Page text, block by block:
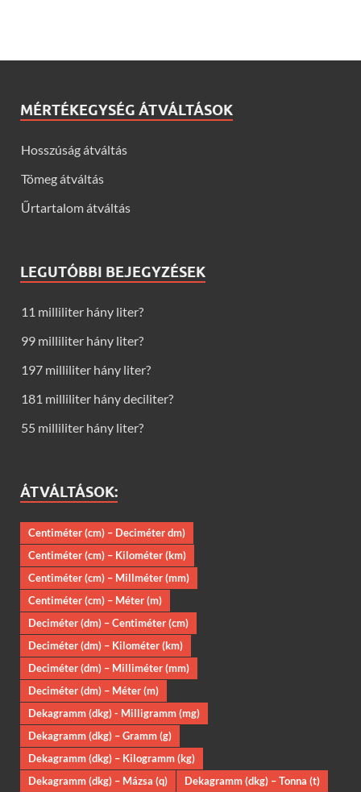
MÉRTÉKEGYSÉG ÁTVÁLTÁSOK
Hosszúság átváltás
Tömeg átváltás
Űrtartalom átváltás
LEGUTÓBBI BEJEGYZÉSEK
11 milliliter hány liter?
99 milliliter hány liter?
197 milliliter hány liter?
181 milliliter hány deciliter?
55 milliliter hány liter?
ÁTVÁLTÁSOK:
Centiméter (cm) – Deciméter dm)
Centiméter (cm) – Kilométer (km)
Centiméter (cm) – Millméter (mm)
Centiméter (cm) – Méter (m)
Deciméter (dm) – Centiméter (cm)
Deciméter (dm) – Kilométer (km)
Deciméter (dm) – Milliméter (mm)
Deciméter (dm) – Méter (m)
Dekagramm (dkg) - Milligramm (mg)
Dekagramm (dkg) – Gramm (g)
Dekagramm (dkg) – Kilogramm (kg)
Dekagramm (dkg) – Mázsa (q)
Dekagramm (dkg) – Tonna (t)